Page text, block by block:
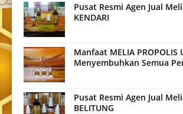
Pusat Resmi Agen Jual
KENDARI
Manfaat MELIA PROPOLIS
Menyembuhkan Semua
Pusat Resmi Agen Jual
BELITUNG